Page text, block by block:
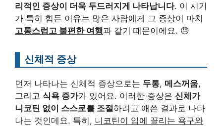
리적인 증상이 더욱 두드러지게 나타납니다. 이 시기
가 특히 힘든 이유는 많은 사람에게 그 증상이 마치
고통스럽고 불편한 여행과 같기 때문이에요. 😓
신체적 증상
먼저 나타나는 신체적 증상으로는 두통, 메스꺼움,
그리고 식욕 증가가 있어요. 이러한 증상은 신체가
니코틴 없이 스스로를 조절하려고 애쓴 결과로 나타
나는 것인데요. 특히, 니코틴이 입에 끌리는 욕구와